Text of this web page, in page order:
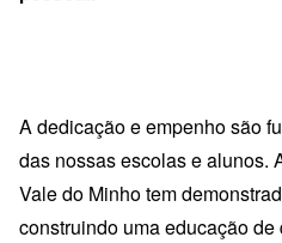
A dedicação e empenho são
das nossas escolas e alunos.
Vale do Minho tem
construindo uma educação